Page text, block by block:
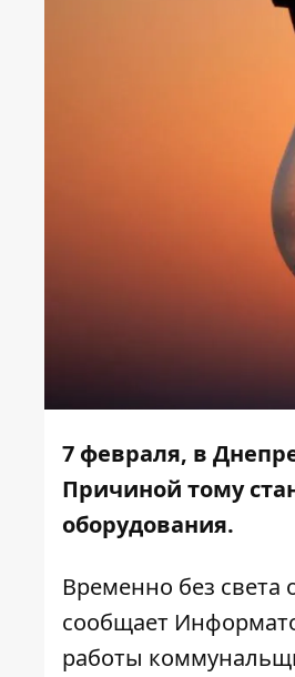
7 февраля, в
Причиной тому
оборудования.
Временно без света
сообщает
работы